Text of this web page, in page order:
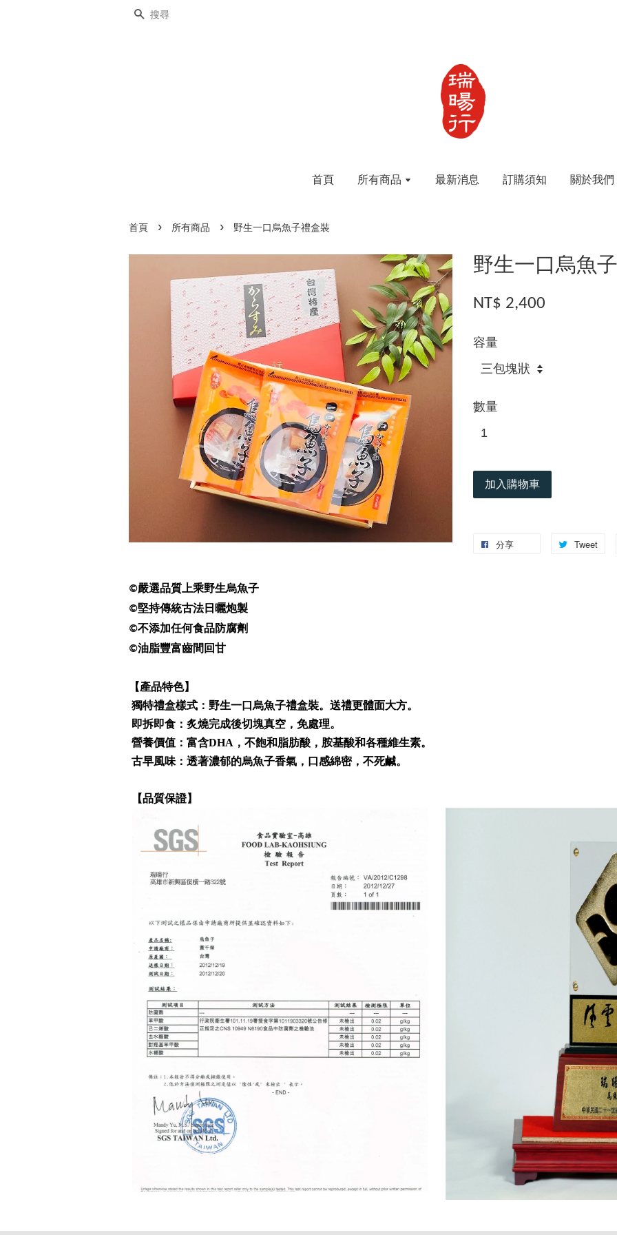
搜尋
首頁 所有商品 最新消息 訂購須知 關於我們
首頁 › 所有商品 › 野生一口烏魚子禮盒裝
野生一口烏魚
NT$ 2,400
容量
數量
加入購物車
分享 Tweet
©️嚴選品質上乘野生烏魚子
©️堅持傳統古法日曬炮製
©️不添加任何食品防腐劑
©️油脂豐富齒間回甘
【產品特色】
獨特禮盒樣式：野生一口烏魚子禮盒裝。送禮更體面大方。
即拆即食：炙燒完成後切塊真空，免處理。
營養價值：富含DHA，不飽和脂肪酸，胺基酸和各種維生素。
古早風味：透著濃郁的烏魚子香氣，口感綿密，不死鹹。
【品質保證】